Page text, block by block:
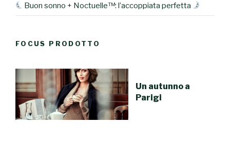
Buon sonno + Noctuelle™: l’accoppiata perfetta
FOCUS PRODOTTO
Un autunno a
Parigi